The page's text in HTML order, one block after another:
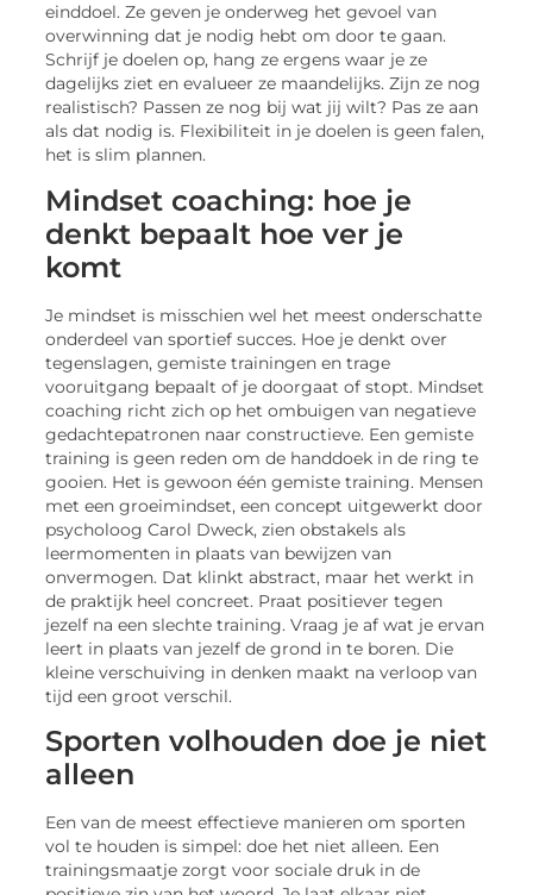
einddoel. Ze geven je onderweg het gevoel van
overwinning dat je nodig hebt om door te gaan.
Schrijf je doelen op, hang ze ergens waar je ze
dagelijks ziet en evalueer ze maandelijks. Zijn ze nog
realistisch? Passen ze nog bij wat jij wilt? Pas ze aan
als dat nodig is. Flexibiliteit in je doelen is geen falen,
het is slim plannen.
Mindset coaching: hoe je
denkt bepaalt hoe ver je
komt
Je mindset is misschien wel het meest onderschatte
onderdeel van sportief succes. Hoe je denkt over
tegenslagen, gemiste trainingen en trage
vooruitgang bepaalt of je doorgaat of stopt. Mindset
coaching richt zich op het ombuigen van negatieve
gedachtepatronen naar constructieve. Een gemiste
training is geen reden om de handdoek in de ring te
gooien. Het is gewoon één gemiste training. Mensen
met een groeimindset, een concept uitgewerkt door
psycholoog Carol Dweck, zien obstakels als
leermomenten in plaats van bewijzen van
onvermogen. Dat klinkt abstract, maar het werkt in
de praktijk heel concreet. Praat positiever tegen
jezelf na een slechte training. Vraag je af wat je ervan
leert in plaats van jezelf de grond in te boren. Die
kleine verschuiving in denken maakt na verloop van
tijd een groot verschil.
Sporten volhouden doe je niet
alleen
Een van de meest effectieve manieren om sporten
vol te houden is simpel: doe het niet alleen. Een
trainingsmaatje zorgt voor sociale druk in de